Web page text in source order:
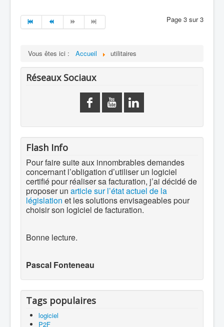
Page 3 sur 3
Vous êtes ici : Accueil utilitaires
Réseaux Sociaux
Flash Info
Pour faire suite aux innombrables demandes
concernant l’obligation d’utiliser un logiciel
certifié pour réaliser sa facturation, j’ai décidé de
proposer un article sur l’état actuel de la
législation et les solutions envisageables pour
choisir son logiciel de facturation.
Bonne lecture.
Pascal Fonteneau
Tags populaires
logiciel
P2F